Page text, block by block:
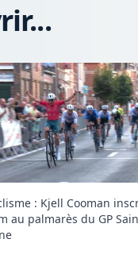
: Kjell Cooman
au palmarès du GP